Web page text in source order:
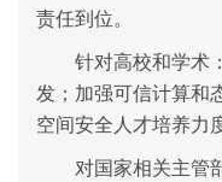
责任到位。
针对高校和学术：
发； 加强可信计算和
空间安全人才培养力
对国家相关主管